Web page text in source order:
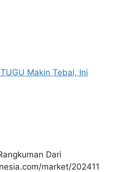
Makin Tebal, Ini
Dari
market/202411